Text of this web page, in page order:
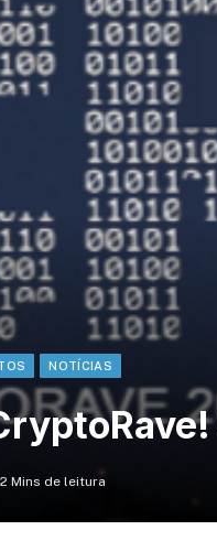
NOTÍCIAS
2 Mins de leitura